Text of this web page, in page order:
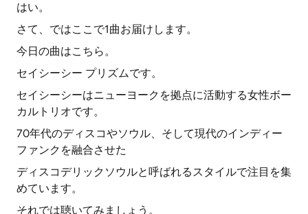
はい。
さて、ではここで1曲お届けします。
今日の曲はこちら。
セイシーシー プリズムです。
セイシーシーはニューヨークを拠点に活動する女性ボー
カルトリオです。
70年代のディスコやソウル、そして現代のインディー
ファンクを融合させた
ディスコデリックソウルと呼ばれるスタイルで注目を集
めています。
それでは聴いてみましょう。